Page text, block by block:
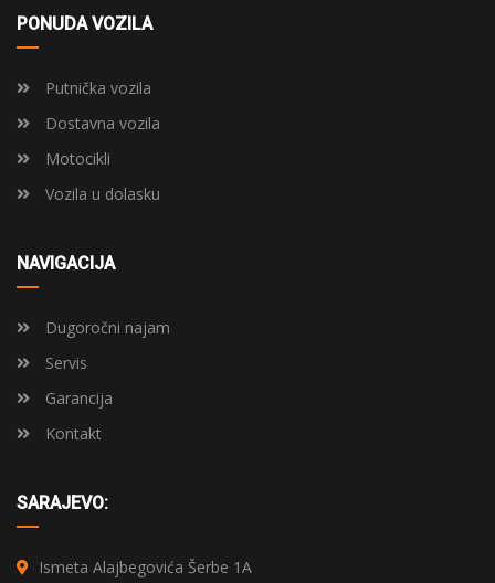
PONUDA VOZILA
Putnička vozila
Dostavna vozila
Motocikli
Vozila u dolasku
NAVIGACIJA
Dugoročni najam
Servis
Garancija
Kontakt
SARAJEVO:
Ismeta Alajbegovića Šerbe 1A